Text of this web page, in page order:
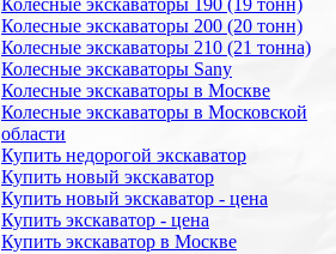
Колесные экскаваторы 190 (19 тонн)
Колесные экскаваторы 200 (20 тонн)
Колесные экскаваторы 210 (21 тонна)
Колесные экскаваторы Sany
Колесные экскаваторы в Москве
Колесные экскаваторы в Московской
области
Купить недорогой экскаватор
Купить новый экскаватор
Купить новый экскаватор - цена
Купить экскаватор - цена
Купить экскаватор в Москве